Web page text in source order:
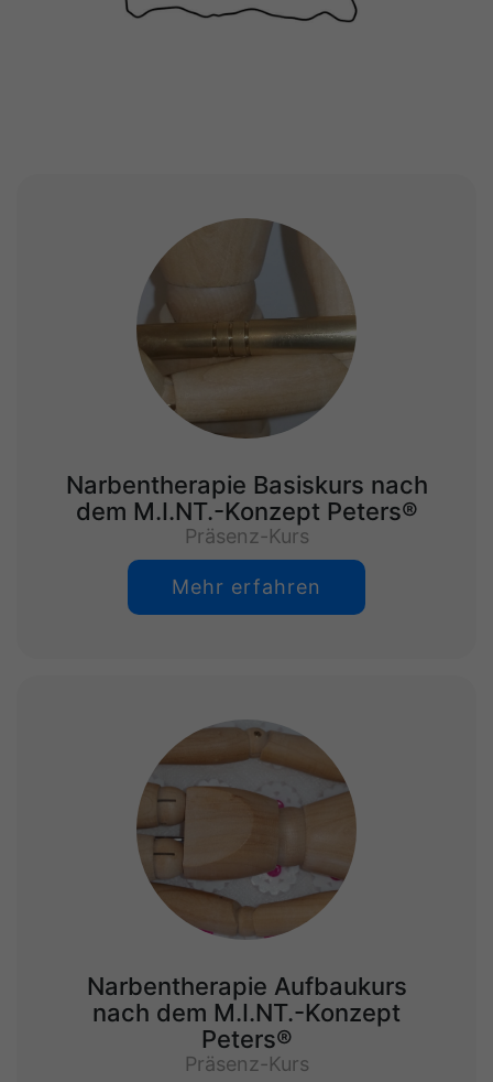
Narbentherapie Basiskurs nach
dem M.I.NT.-Konzept Peters®
Präsenz-Kurs
Mehr erfahren
Narbentherapie Aufbaukurs
nach dem M.I.NT.-Konzept
Peters®
Präsenz-Kurs